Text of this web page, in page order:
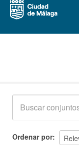
Ordenar por